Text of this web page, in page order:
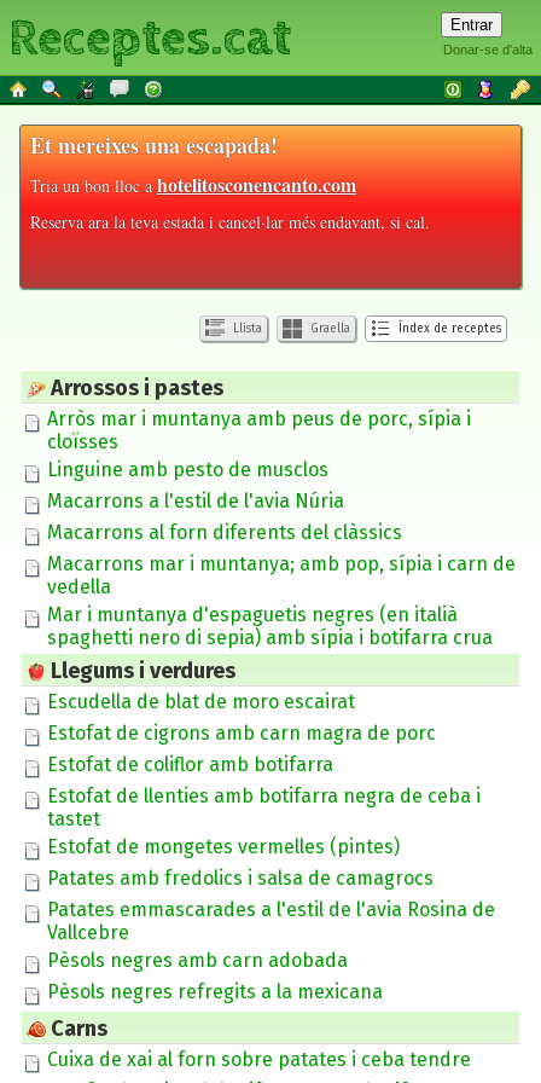
Donar-se d'alta
Receptes.cat
Et mereixes una escapada!
Tria un bon lloc ahotelitosconencanto.com
Reserva ara la teva estada i cancel·lar més endavant, si cal.
Llista Graella Índex de receptes
Arrossos i pastes
Arròs mar i muntanya amb peus de porc, sípia i
cloïsses
Linguine amb pesto de musclos
Macarrons a l'estil de l'avia Núria
Macarrons al forn diferents del clàssics
Macarrons mar i muntanya; amb pop, sípia i carn de
vedella
Mar i muntanya d'espaguetis negres (en italià
spaghetti nero di sepia) amb sípia i botifarra crua
Llegums i verdures
Escudella de blat de moro escairat
Estofat de cigrons amb carn magra de porc
Estofat de coliflor amb botifarra
Estofat de llenties amb botifarra negra de ceba i
tastet
Estofat de mongetes vermelles (pintes)
Patates amb fredolics i salsa de camagrocs
Patates emmascarades a l'estil de l'avia Rosina de
Vallcebre
Pèsols negres amb carn adobada
Pèsols negres refregits a la mexicana
Carns
Cuixa de xai al forn sobre patates i ceba tendre